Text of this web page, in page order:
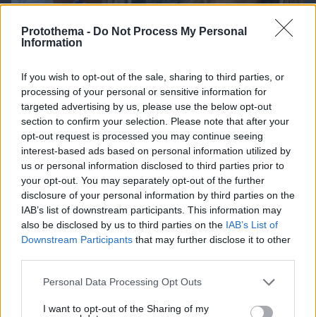
Protothema - Do Not Process My Personal
Information
If you wish to opt-out of the sale, sharing to third parties, or
processing of your personal or sensitive information for
targeted advertising by us, please use the below opt-out
section to confirm your selection. Please note that after your
opt-out request is processed you may continue seeing
interest-based ads based on personal information utilized by
us or personal information disclosed to third parties prior to
your opt-out. You may separately opt-out of the further
disclosure of your personal information by third parties on the
IAB’s list of downstream participants. This information may
also be disclosed by us to third parties on the IAB’s List of
Downstream Participants that may further disclose it to other
Please note that this website/app uses one or more Google
not limited to your visit or usage behaviour. You may click to
Personal Data Processing Opt Outs
I want to opt-out of the Sharing of my
Η 24χρονη αριστούχος της Ιατρικής Αθηνών, που
διάβασε τον Ιπποκρατικό Όρκο, μιλά για τον
«άριστο γιατρό»
10.08.2026, 14:01